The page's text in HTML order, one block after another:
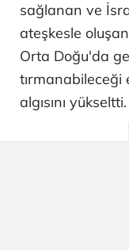
sağlanan ve
ateşkesle
Orta Doğu'da
algısını yükseltti.